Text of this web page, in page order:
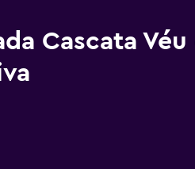
Para no fumadores
Plantas superiores accesibles por
Cascata Véu